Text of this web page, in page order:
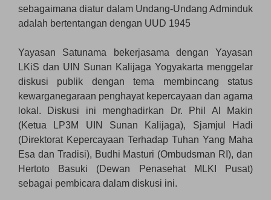
sebagaimana diatur dalam Undang-Undang Adminduk
adalah bertentangan dengan UUD 1945
Yayasan Satunama bekerjasama dengan Yayasan
LKiS dan UIN Sunan Kalijaga Yogyakarta menggelar
diskusi publik dengan tema membincang status
kewarganegaraan penghayat kepercayaan dan agama
lokal. Diskusi ini menghadirkan Dr. Phil Al Makin
(Ketua LP3M UIN Sunan Kalijaga), Sjamjul Hadi
(Direktorat Kepercayaan Terhadap Tuhan Yang Maha
Esa dan Tradisi), Budhi Masturi (Ombudsman RI), dan
Hertoto Basuki (Dewan Penasehat MLKI Pusat)
sebagai pembicara dalam diskusi ini.